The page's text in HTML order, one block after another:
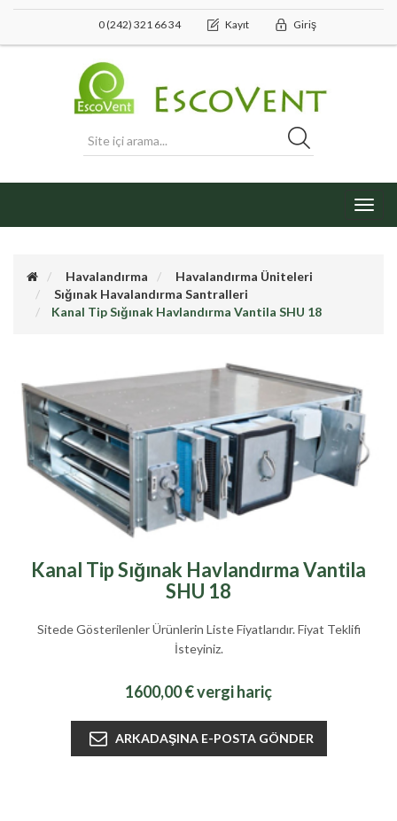
0 (242) 321 66 34 Kayıt Giriş
Havalandırma
Havalandırma Üniteleri
Sığınak Havalandırma Santralleri
Kanal Tip Sığınak Havlandırma Vantila SHU 18
Kanal Tip Sığınak Havlandırma Vantila
SHU 18
Sitede Gösterilenler Ürünlerin Liste Fiyatlarıdır. Fiyat Teklifi
İsteyiniz.
1600,00 € vergi hariç